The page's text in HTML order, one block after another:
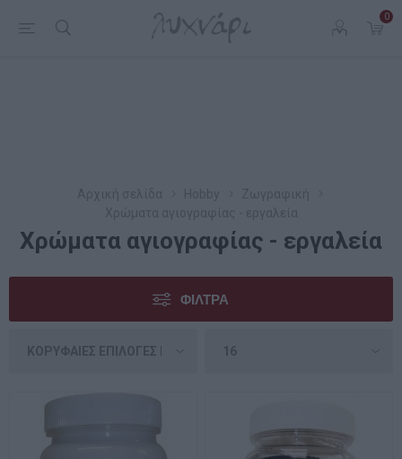
0
Χρώματα αγιογραφίας - εργαλεία
ΦΊΛΤΡΑ